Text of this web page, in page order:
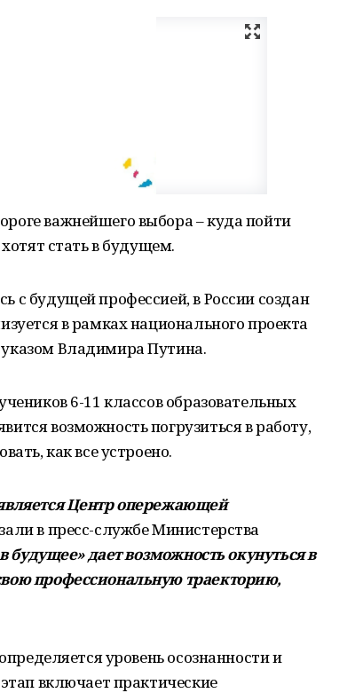
важнейшего выбора – куда пойти
стать в будущем.
с будущей профессией, в России создан
в рамках национального проекта
Владимира Путина.
6-11 классов образовательных
возможность погрузиться в работу,
как все устроено.
Центр опережающей
в пресс-службе Министерства
будущее» дает возможность окунуться в
профессиональную траекторию,
уровень осознанности и
включает практические